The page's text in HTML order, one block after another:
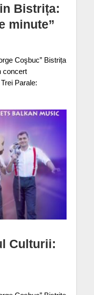
Bistrița:
minute”
Coşbuc” Bistrița
concert
Parale:
Culturii: